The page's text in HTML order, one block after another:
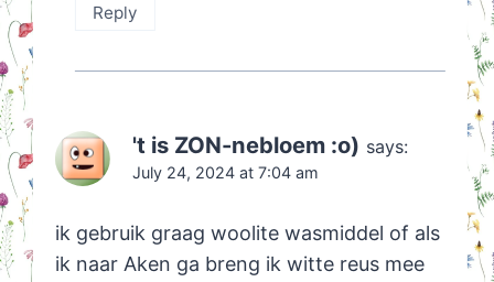
Reply
't is ZON-nebloem :o) says:
July 24, 2024 at 7:04 am
ik gebruik graag woolite wasmiddel of als
ik naar Aken ga breng ik witte reus mee